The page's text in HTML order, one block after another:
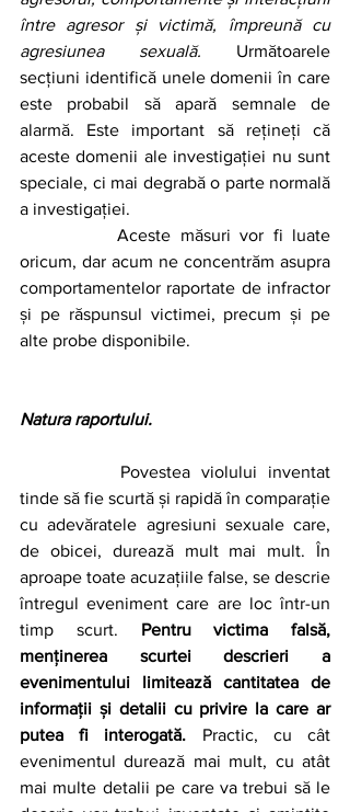
între agresor și victimă, împreună cu
agresiunea sexuală. Următoarele
secțiuni identifică unele domenii în care
este probabil să apară semnale de
alarmă. Este important să rețineți că
aceste domenii ale investigației nu sunt
speciale, ci mai degrabă o parte normală
a investigației.
oricum, dar acum ne concentrăm asupra
comportamentelor raportate de infractor
și pe răspunsul victimei, precum și pe
alte probe disponibile.
Natura raportului.
tinde să fie scurtă și rapidă în comparație
cu adevăratele agresiuni sexuale care,
de obicei, durează mult mai mult. În
aproape toate acuzațiile false, se descrie
întregul eveniment care are loc într-un
timp scurt. Pentru victima falsă,
menținerea scurtei descrieri a
evenimentului limitează cantitatea de
informații și detalii cu privire la care ar
putea fi interogată. Practic, cu cât
evenimentul durează mai mult, cu atât
mai multe detalii pe care va trebui să le